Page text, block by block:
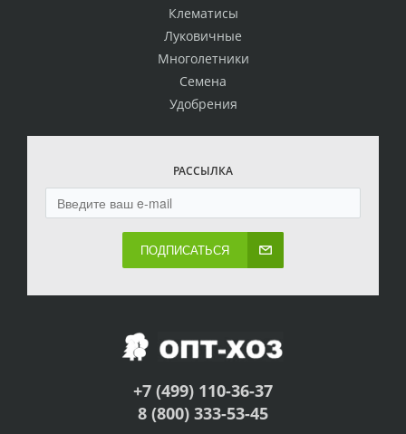
Клематисы
Луковичные
Многолетники
Семена
Удобрения
РАССЫЛКА
ПОДПИСАТЬСЯ
+7 (499) 110-36-37
8 (800) 333-53-45